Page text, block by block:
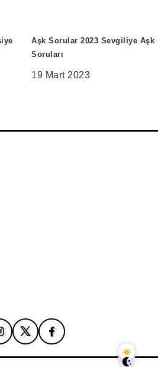
Aşk Sorular 2023 Sevgiliye Aşk
Soruları
19 Mart 2023